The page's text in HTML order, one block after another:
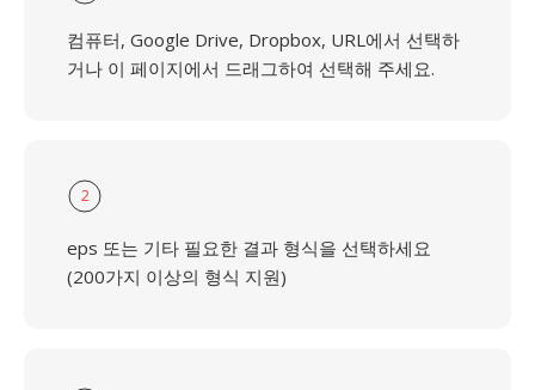
컴퓨터, Google Drive, Dropbox, URL에서 선택하
거나 이 페이지에서 드래그하여 선택해 주세요.
2
eps 또는 기타 필요한 결과 형식을 선택하세요
(200가지 이상의 형식 지원)